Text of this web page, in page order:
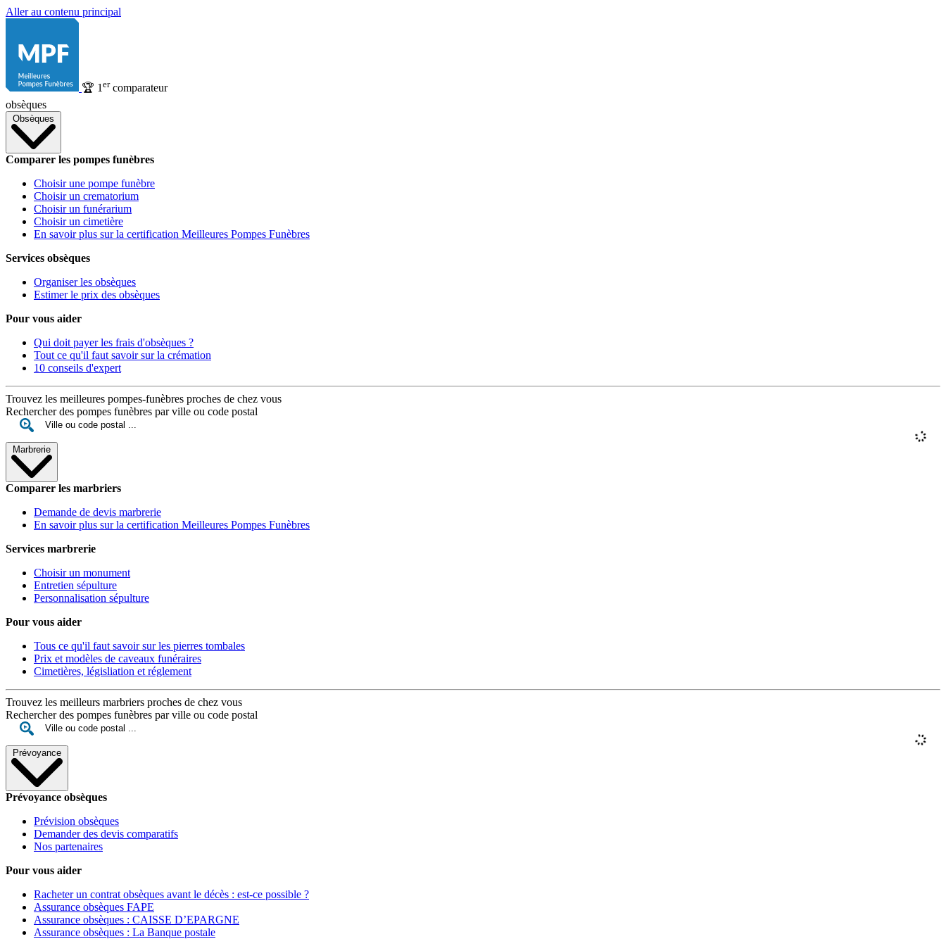
Aller au contenu principal
🏆 1 ercomparateur
obsèques
Obsèques
Comparer les pompes funèbres
Choisir une pompe funèbre
Choisir un crematorium
Choisir un funérarium
Choisir un cimetière
En savoir plus sur la certification Meilleures Pompes Funèbres
Services obsèques
Organiser les obsèques
Estimer le prix des obsèques
Pour vous aider
Qui doit payer les frais d'obsèques ?
Tout ce qu'il faut savoir sur la crémation
10 conseils d'expert
Trouvez les meilleures pompes-funèbres proches de chez vous
Rechercher des pompes funèbres par ville ou code postal
Marbrerie
Comparer les marbriers
Demande de devis marbrerie
En savoir plus sur la certification Meilleures Pompes Funèbres
Services marbrerie
Choisir un monument
Entretien sépulture
Personnalisation sépulture
Pour vous aider
Tous ce qu'il faut savoir sur les pierres tombales
Prix et modèles de caveaux funéraires
Cimetières, législiation et réglement
Trouvez les meilleurs marbriers proches de chez vous
Rechercher des pompes funèbres par ville ou code postal
Prévoyance
Prévoyance obsèques
Prévision obsèques
Demander des devis comparatifs
Nos partenaires
Pour vous aider
Racheter un contrat obsèques avant le décès : est-ce possible ?
Assurance obsèques FAPE
Assurance obsèques : CAISSE D’EPARGNE
Assurance obsèques : La Banque postale